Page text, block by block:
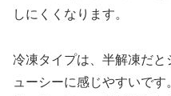
しにくくなります。
冷凍タイプは、半解凍だ
ューシーに感じやすいです